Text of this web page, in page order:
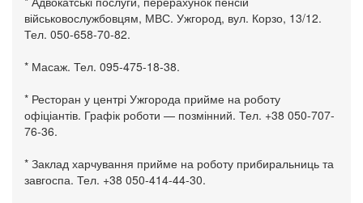
військовослужбовцям, МВС. Ужгород, вул. Корзо, 13/12.
Тел. 050-658-70-82.
* Масаж. Тел. 095-475-18-38.
* Ресторан у центрі Ужгорода прийме на роботу
офіціантів. Графік роботи — позмінний. Тел. +38 050-707-
76-36.
* Заклад харчування прийме на роботу прибиральниць та
завгоспа. Тел. +38 050-414-44-30.